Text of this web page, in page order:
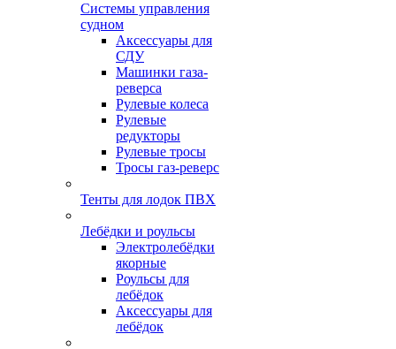
Системы управления
судном
Аксессуары для
СДУ
Машинки газа-
реверса
Рулевые колеса
Рулевые
редукторы
Рулевые тросы
Тросы газ-реверс
Тенты для лодок ПВХ
Лебёдки и роульсы
Электролебёдки
якорные
Роульсы для
лебёдок
Аксессуары для
лебёдок